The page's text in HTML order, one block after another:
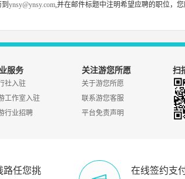
ynsy@ynsy.com,并在邮件标题中注明希望应聘的职位，
服务
社入驻
工作室入驻
行业招聘
关注游您所愿
关于游您所愿
联系游您客服
平台免责声明
扫
路任您挑 在线签约支